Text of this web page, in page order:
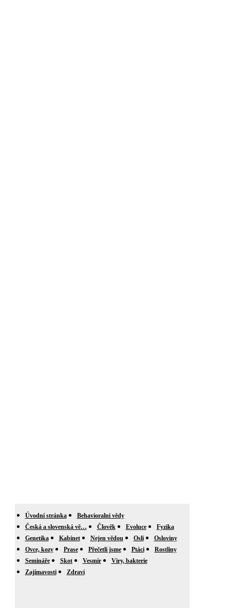
Úvodní stránka
Behavioralni vědy
Česká a slovenská vě…
Člověk Evoluce
Fyzika
Genetika
Kabinet Nejen vědou Osli
Osloviny
Ovce, kozy
Prase Přečetli jsme Ptáci
Rostliny
Semináře
Skot Vesmír
Viry, bakterie
Zajímavosti
Zdraví